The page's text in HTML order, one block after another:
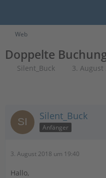
Web
Doppelte
Silent_Buck 3. August
Silent_Buck
Anfänger
3. August 2018 um 19:40
Hallo,